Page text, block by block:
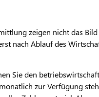
zeigen nicht das
nach Ablauf des
Sie den
zur Verfügung